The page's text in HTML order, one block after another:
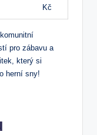
Kč
pro zábavu a
který si
herní sny!